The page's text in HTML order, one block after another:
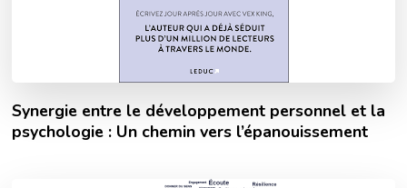
Synergie entre le développement personnel et la
psychologie : Un chemin vers l’épanouissement